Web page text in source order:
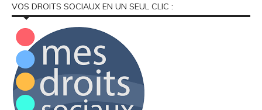
VOS DROITS SOCIAUX EN UN SEUL CLIC :